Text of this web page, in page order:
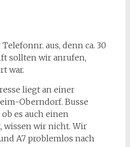
aus, denn ca. 30
sollten wir anrufen,
war.
liegt an einer
Oberndorf. Busse
es auch einen
wissen wir nicht. Wir
A7 problemlos nach